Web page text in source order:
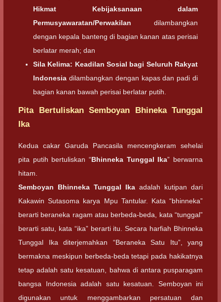
Hikmat Kebijaksanaan dalam
Permusyawaratan/Perwakilan dilambangkan
dengan kepala banteng di bagian kanan atas perisai
berlatar merah; dan
Sila Kelima: Keadilan Sosial bagi Seluruh Rakyat
Indonesia dilambangkan dengan kapas dan padi di
bagian kanan bawah perisai berlatar putih.
Pita Bertuliskan Semboyan Bhineka Tunggal
Ika
Kedua cakar Garuda Pancasila mencengkeram sehelai
pita putih bertuliskan “Bhinneka Tunggal Ika” berwarna
hitam.
Semboyan Bhinneka Tunggal Ika adalah kutipan dari
Kakawin Sutasoma karya Mpu Tantular. Kata “bhinneka”
berarti beraneka ragam atau berbeda-beda, kata “tunggal”
berarti satu, kata “ika” berarti itu. Secara harfiah Bhinneka
Tunggal Ika diterjemahkan “Beraneka Satu Itu”, yang
bermakna meskipun berbeda-beda tetapi pada hakikatnya
tetap adalah satu kesatuan, bahwa di antara pusparagam
bangsa Indonesia adalah satu kesatuan. Semboyan ini
digunakan untuk menggambarkan persatuan dan